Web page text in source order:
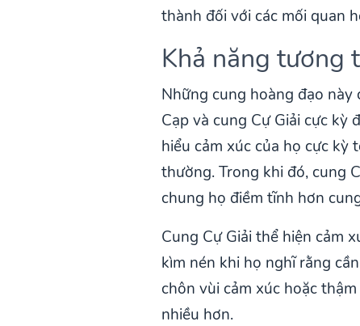
thành đối với các mối quan
Khả năng tương
Những cung hoàng đạo này
Cạp và cung Cự Giải cực kỳ
hiểu cảm xúc của họ cực
thường. Trong khi đó, cung
chung họ điềm tĩnh hơn
Cung Cự Giải thể hiện cảm
kìm nén khi họ nghĩ rằng
chôn vùi cảm xúc hoặc
nhiều hơn.